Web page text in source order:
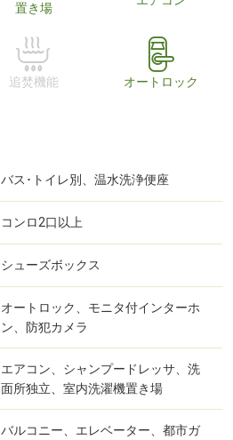
置き場
追焚機能 オートロック
バス･トイレ別、温水洗浄便座
コンロ2口以上
シューズボックス
オートロック、モニタ付インターホ
ン、防犯カメラ
エアコン、シャンプードレッサ、洗
面所独立、室内洗濯機置き場
バルコニー、エレベーター、都市ガ